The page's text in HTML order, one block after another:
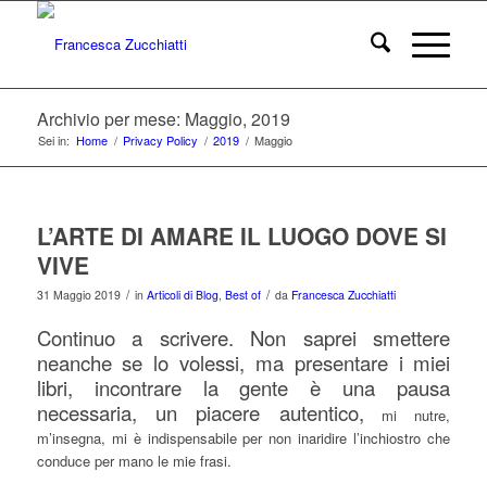
Archivio per mese: Maggio, 2019
Sei in: Home / Privacy Policy / 2019 / Maggio
L’ARTE DI AMARE IL LUOGO DOVE SI
VIVE
31 Maggio 2019 / in Articoli di Blog, Best of / da Francesca Zucchiatti
Continuo a scrivere. Non saprei smettere
neanche se lo volessi, ma presentare i miei
libri, incontrare la gente è una pausa
necessaria, un piacere autentico, mi nutre,
m’insegna, mi è indispensabile per non inaridire l’inchiostro che
conduce per mano le mie frasi.